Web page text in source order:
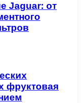
Jaguar: от
фруктовая